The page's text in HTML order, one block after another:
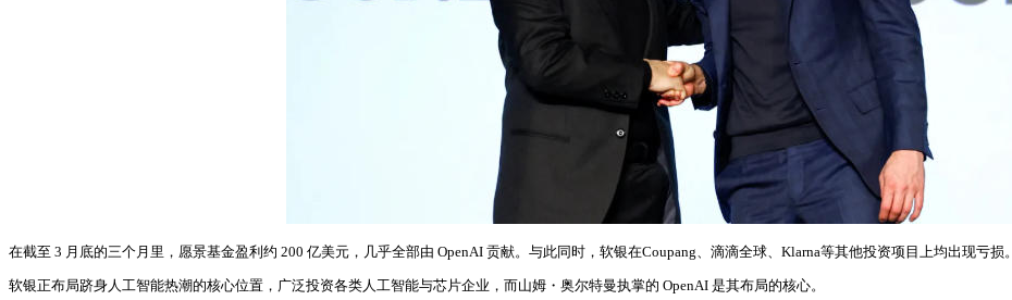
在截至 3 月底的三个月里，愿景基金盈利约 200 亿美元，几乎全部由 OpenAI 贡献。与此同时，软银在Coupang、滴滴全球、Klarna等其他投资项目上均出现亏损。
软银正布局跻身人工智能热潮的核心位置，广泛投资各类人工智能与芯片企业，而山姆・奥尔特曼执掌的 OpenAI 是其布局的核心。